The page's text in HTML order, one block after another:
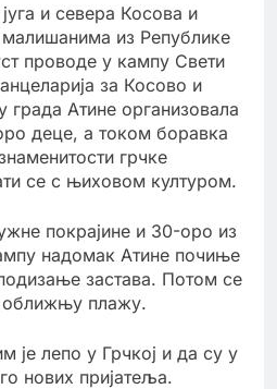
и севера Косова и
малишанима из Републике
проводе у кампу Свети
за Косово и
града Атине организовала
деце, а током боравка
грчке
се с њиховом културом.
покрајине и 30-оро из
надомак Атине почиње
застава. Потом се
оближњу плажу.
је лепо у Грчкој и да су у
нових пријатеља.